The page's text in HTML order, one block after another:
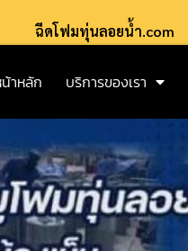
ฉีดโฟมทุ่นลอยน้ำ.com
าหลัก บริการของเรา